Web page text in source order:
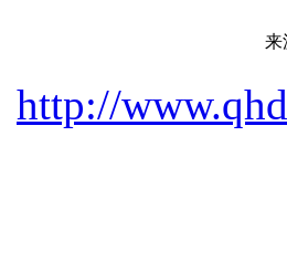
来
http://